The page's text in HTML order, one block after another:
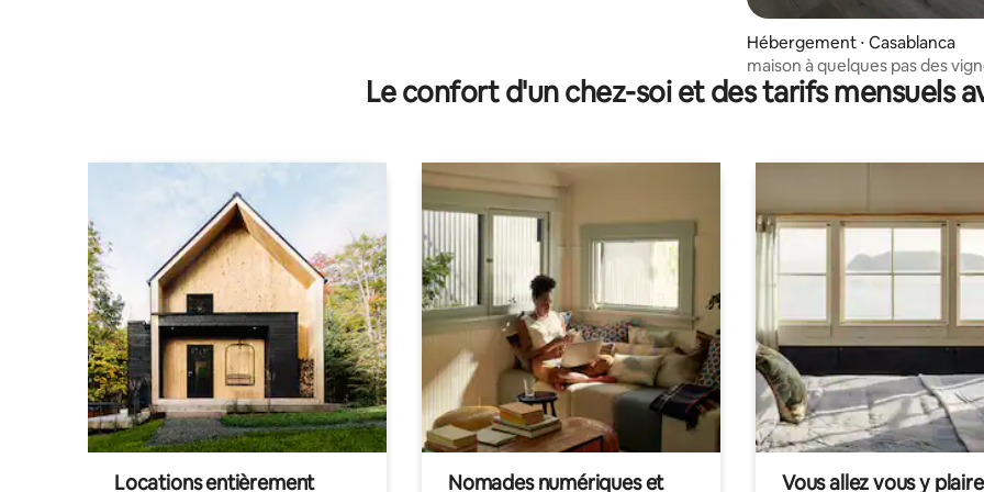
Hébergement ⋅ Casablanca
maison à quelques pas des
Le confort d'un chez-soi et des tarifs mensuels
Locations entièrement
Nomades numériques et
Vous allez vous y plaire